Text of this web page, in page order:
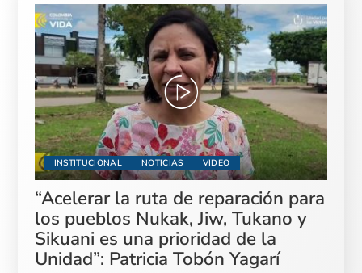
INSTITUCIONAL NOTICIAS VIDEO
“Acelerar la ruta de reparación para
los pueblos Nukak, Jiw, Tukano y
Sikuani es una prioridad de la
Unidad”: Patricia Tobón Yagarí